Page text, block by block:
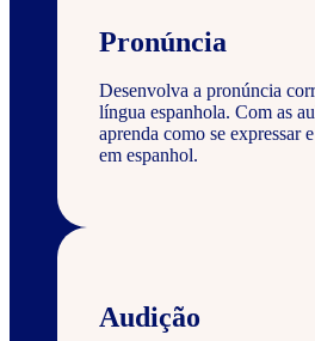
Pronúncia
Desenvolva a pronúncia
língua espanhola. Com as
aprenda como se expressar
em espanhol.
Audição